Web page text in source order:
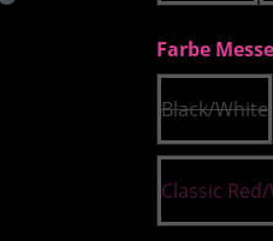
Farbe
Black/White
Classic